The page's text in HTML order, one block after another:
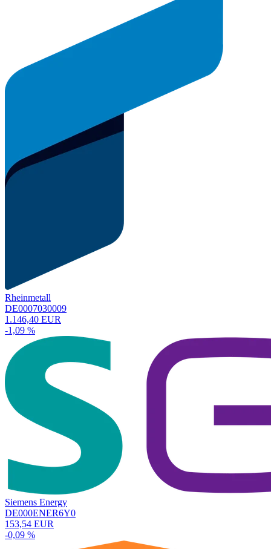
Rheinmetall
DE0007030009
1.146,40 EUR
-1,09 %
Siemens Energy
DE000ENER6Y0
153,54 EUR
-0,09 %